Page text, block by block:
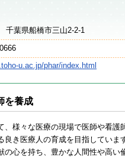
千葉県船橋市三山2-2-1
u.ac.jp/phar/index.html
を養成
、様々な医療の現場で医師や看
良き医療人の育成を目指してい
の心を持ち、豊かな人間性や高